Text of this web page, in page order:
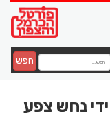
חפש
נחש צפע